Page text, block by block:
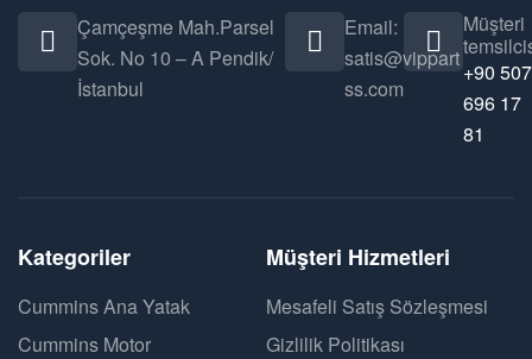
Çamçeşme Mah.Parsel
Sok. No 10 – A Pendik/
İstanbul
Email:
satis@vippart
ss.com
Müşteri
+90 507
696 17
81
Kategoriler
Cummins Ana Yatak
Cummins Motor
Müşteri Hizmetleri
Mesafeli Satış Sözleşmesi
Gizlilik Politikası